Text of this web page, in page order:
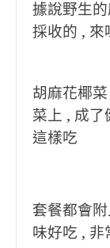
據說野生
採收的 , 來
胡麻花椰
菜上 , 成了
這樣吃
套餐都會
味好吃 , 非